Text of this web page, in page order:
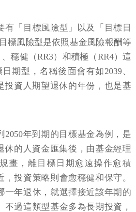
有「目標風險型」以及「目標日
標風險型是依照基金風險報酬等
穩健（RR3）和積極（RR4）這
期型，名稱後面會有如2039、
投資人期望退休的年份，也是基
2050年到期的目標基金為例，是
休的人資金匯集後，由基金經理
畫，離目標日期愈遠操作愈積
投資策略則會愈穩健和保守。
一年退休，就選擇接近該年期的
不過這類型基金多為長期投資，